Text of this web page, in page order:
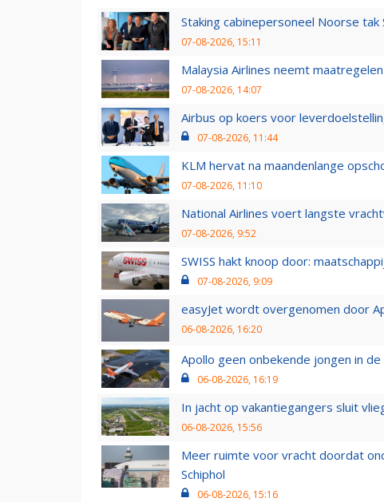
Staking cabinepersoneel Noorse
07-08-2026, 15:11
Malaysia Airlines neemt
07-08-2026, 14:07
Airbus op koers voor
07-08-2026, 11:44
KLM hervat na maandenlange
07-08-2026, 11:10
National Airlines voert langste
07-08-2026, 9:52
SWISS hakt knoop door:
07-08-2026, 9:09
easyJet wordt overgenomen door
06-08-2026, 16:20
Apollo geen onbekende jongen in
06-08-2026, 16:19
In jacht op vakantiegangers sluit
06-08-2026, 15:56
Meer ruimte voor vracht doordat
Schiphol
06-08-2026, 15:16